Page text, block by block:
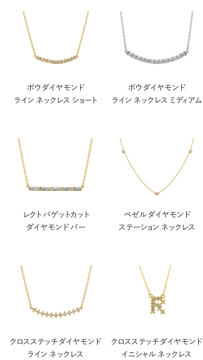
ボウ ダイヤモンド
ライン ネックレス ショート
ボウ ダイヤモンド
ライン ネックレス ミディアム
レクト バゲットカット
ダイヤモンド バー
ベゼル ダイヤモンド
ステーション ネックレス
クロスステッチ ダイヤモンド
ライン ネックレス
クロスステッチ ダイヤモンド
イニシャル ネックレス